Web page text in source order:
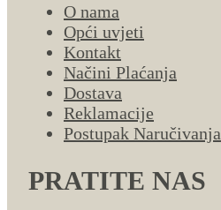
O nama
Opći uvjeti
Kontakt
Načini Plaćanja
Dostava
Reklamacije
Postupak Naručivanja
PRATITE NAS